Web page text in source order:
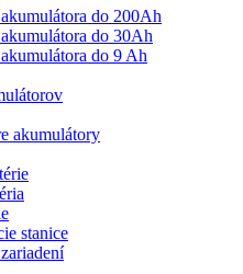
do 200Ah
do 30Ah
do 9 Ah
akumulátory
stanice